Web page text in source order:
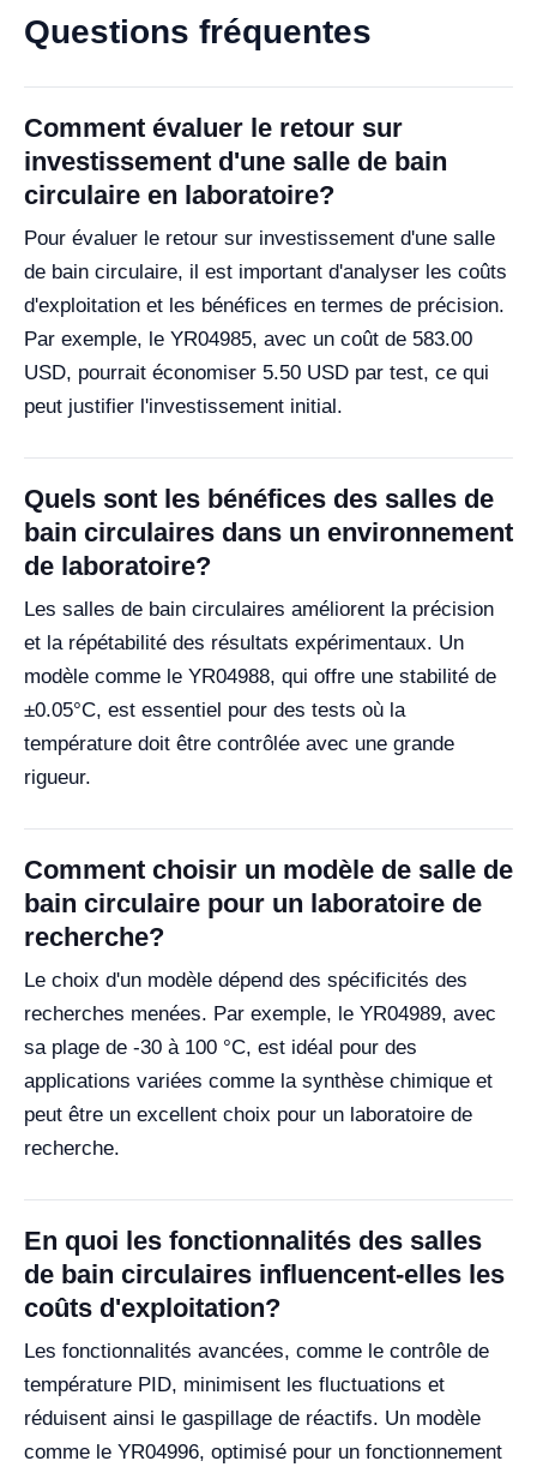
Questions fréquentes
Comment évaluer le retour sur
investissement d'une salle de bain
circulaire en laboratoire?
Pour évaluer le retour sur investissement d'une salle
de bain circulaire, il est important d'analyser les coûts
d'exploitation et les bénéfices en termes de précision.
Par exemple, le YR04985, avec un coût de 583.00
USD, pourrait économiser 5.50 USD par test, ce qui
peut justifier l'investissement initial.
Quels sont les bénéfices des salles de
bain circulaires dans un environnement
de laboratoire?
Les salles de bain circulaires améliorent la précision
et la répétabilité des résultats expérimentaux. Un
modèle comme le YR04988, qui offre une stabilité de
±0.05°C, est essentiel pour des tests où la
température doit être contrôlée avec une grande
rigueur.
Comment choisir un modèle de salle de
bain circulaire pour un laboratoire de
recherche?
Le choix d'un modèle dépend des spécificités des
recherches menées. Par exemple, le YR04989, avec
sa plage de -30 à 100 °C, est idéal pour des
applications variées comme la synthèse chimique et
peut être un excellent choix pour un laboratoire de
recherche.
En quoi les fonctionnalités des salles
de bain circulaires influencent-elles les
coûts d'exploitation?
Les fonctionnalités avancées, comme le contrôle de
température PID, minimisent les fluctuations et
réduisent ainsi le gaspillage de réactifs. Un modèle
comme le YR04996, optimisé pour un fonctionnement